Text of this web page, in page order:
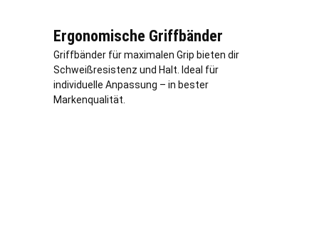
Ergonomische Griffbänder
Griffbänder für maximalen Grip bieten dir
Schweißresistenz und Halt. Ideal für
individuelle Anpassung – in bester
Markenqualität.